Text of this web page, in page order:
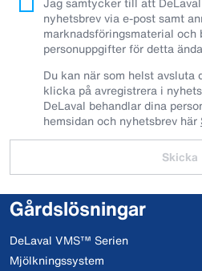
nyhetsbrev via e-post samt
marknadsföringsmaterial och
personuppgifter för detta
Du kan när som helst
klicka på avregistrera i
DeLaval behandlar dina
hemsidan och nyhetsbrev här
Skicka
Gårdslösningar
DeLaval VMS™ Serien
Mjölkningssystem